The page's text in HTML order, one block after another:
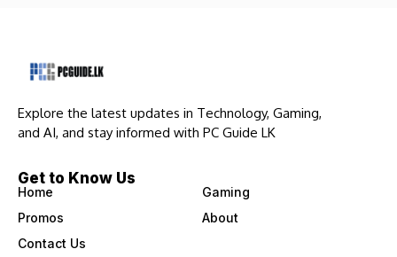
Explore the latest updates in Technology, Gaming,
and AI, and stay informed with PC Guide LK
Get to Know Us
Home
Gaming
Promos
About
Contact Us